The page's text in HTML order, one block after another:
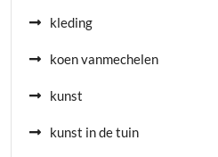
kleding
koen vanmechelen
kunst
kunst in de tuin